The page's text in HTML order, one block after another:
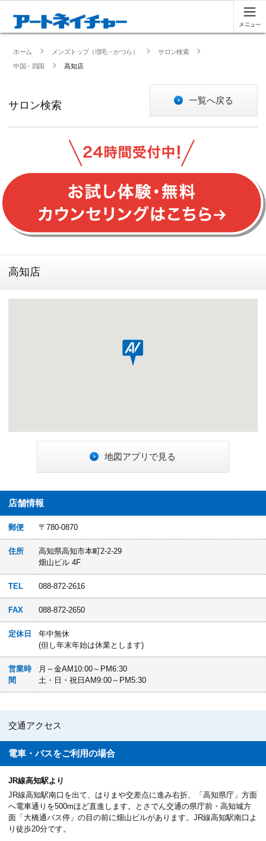
ホーム メンズトップ（増毛・かつら）
サロン検索
中国・四国
高知店
サロン検索 一覧へ戻る
高知店
地図アプリで見る
店舗情報
郵便 〒780-0870
住所
高知県高知市本町2-2-29
畑山ビル 4F
TEL 088-872-2616
FAX 088-872-2650
定休日
年中無休
(但し年末年始は休業とします)
営業時
間
月～金AM10:00～PM6:30
土・日・祝日AM9:00～PM5:30
交通アクセス
電車・バスをご利用の場合
JR線高知駅より
JR線高知駅南口を出て、はりまや交差点に進み右折、「高知県庁」方面
へ電車通りを500mほど直進します。とさでん交通の県庁前・高知城方
面「大橋通バス停」の目の前に畑山ビルがあります。JR線高知駅南口よ
り徒歩20分です。